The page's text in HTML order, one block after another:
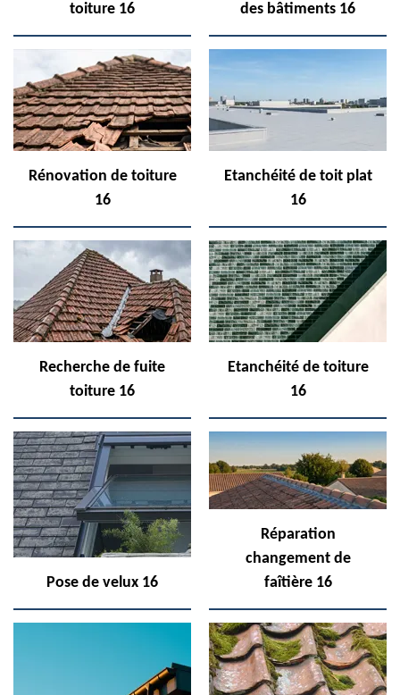
toiture 16
des bâtiments 16
Rénovation de toiture
16
Etanchéité de toit plat
16
Recherche de fuite
toiture 16
Etanchéité de toiture
16
Pose de velux 16
Réparation
changement de
faîtière 16